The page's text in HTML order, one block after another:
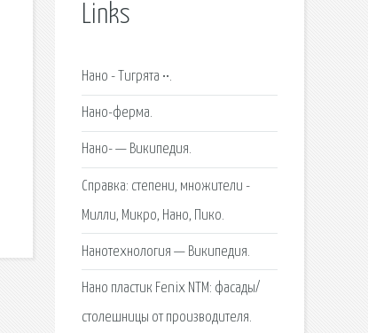
Links
Нано - Тигрята ••.
Нано-ферма.
Нано- — Википедия.
Справка: степени, множители -
Милли, Микро, Нано, Пико.
Нанотехнология — Википедия.
Нано пластик Fenix NTM: фасады/
столешницы от производителя.